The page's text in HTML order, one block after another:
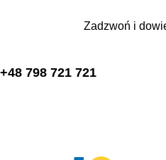
Zadzwoń i
+48 798 721 721